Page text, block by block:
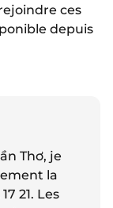
ces
depuis
Thơ, je
la
21. Les